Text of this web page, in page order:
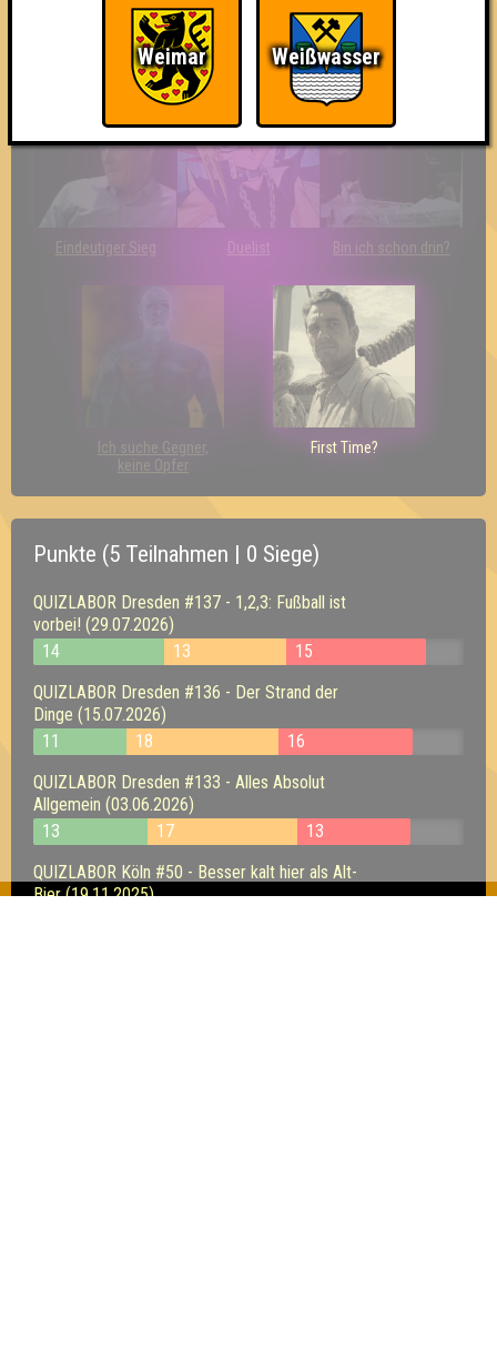
The Last of Us Wir sind ERSTER?! Streber
Eindeutiger Sieg Duelist Bin ich schon drin?
Ich suche Gegner,
keine Opfer
First Time?
Punkte (5 Teilnahmen | 0 Siege)
QUIZLABOR Dresden #137 - 1,2,3: Fußball ist
vorbei! (29.07.2026)
14
13
15
QUIZLABOR Dresden #136 - Der Strand der
Dinge (15.07.2026)
11
18
16
QUIZLABOR Dresden #133 - Alles Absolut
Allgemein (03.06.2026)
13
17
13
QUIZLABOR Köln #50 - Besser kalt hier als Alt-
Bier (19.11.2025)
Weimar Weißwasser